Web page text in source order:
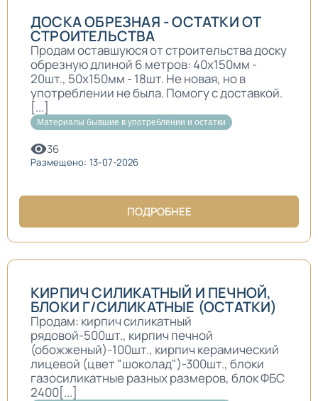
ДОСКА ОБРЕЗНАЯ - ОСТАТКИ ОТ
СТРОИТЕЛЬСТВА
Продам оставшуюся от строительства доску
обрезную длиной 6 метров: 40х150мм -
20шт., 50х150мм - 18шт. Не новая, но в
употреблении не была. Помогу с доставкой.
[...]
Материалы бывшие в употреблении и остатки
36
Размещено: 13-07-2026
ПОДРОБНЕЕ
КИРПИЧ СИЛИКАТНЫЙ И ПЕЧНОЙ,
БЛОКИ Г/СИЛИКАТНЫЕ (ОСТАТКИ)
Продам: кирпич силикатный
рядовой-500шт., кирпич печной
(обожженый)-100шт., кирпич керамический
лицевой (цвет "шоколад")-300шт., блоки
газосиликатные разных размеров, блок ФБС
2400[...]